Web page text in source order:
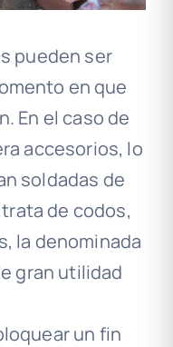
pueden ser
en que
En el caso de
accesorios, lo
soldadas de
de codos,
la denominada
gran utilidad
un fin